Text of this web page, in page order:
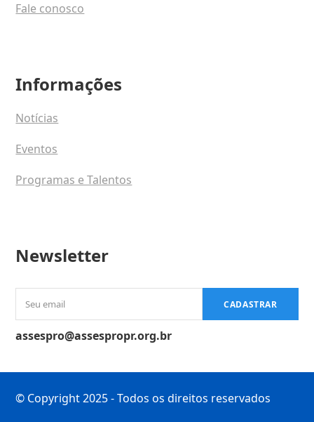
Fale conosco
Informações
Notícias
Eventos
Programas e Talentos
Newsletter
email
CADASTRAR
assespro@assespropr.org.br
© Copyright 2025 - Todos os direitos reservados